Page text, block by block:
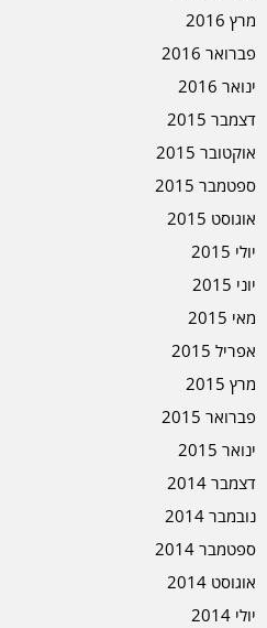
מרץ 2016
פברואר 2016
ינואר 2016
דצמבר 2015
אוקטובר 2015
ספטמבר 2015
אוגוסט 2015
יולי 2015
יוני 2015
מאי 2015
אפריל 2015
מרץ 2015
פברואר 2015
ינואר 2015
דצמבר 2014
נובמבר 2014
ספטמבר 2014
אוגוסט 2014
יולי 2014